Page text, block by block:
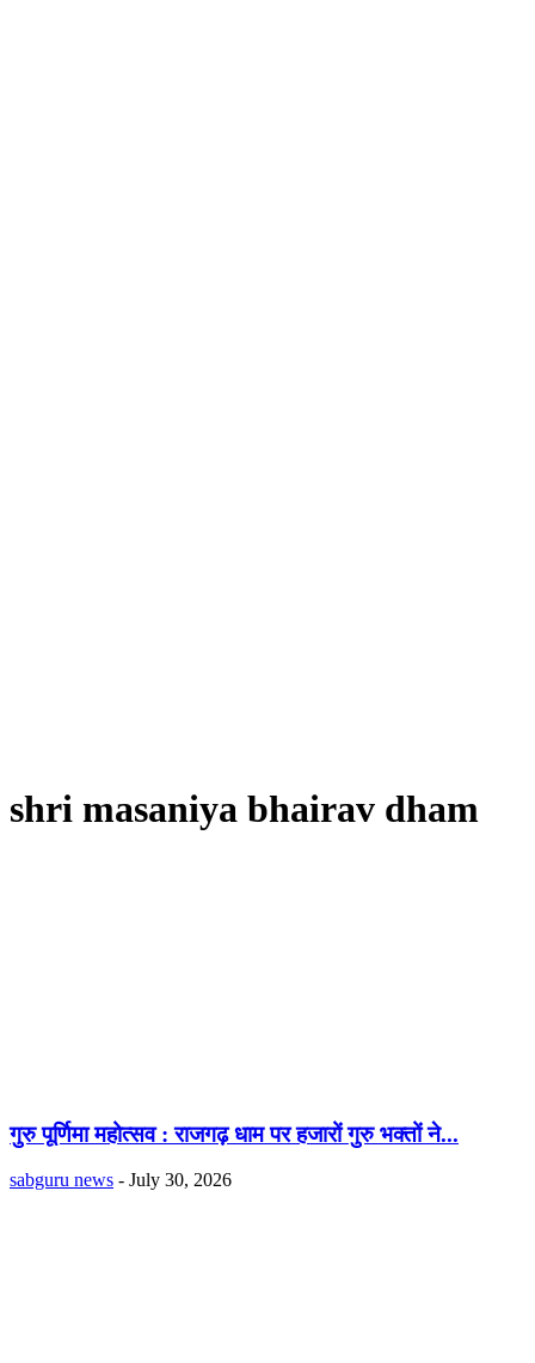
shri masaniya bhairav dham
गुरु पूर्णिमा महोत्सव : राजगढ़ धाम पर हजारों गुरु भक्तों ने...
sabguru news - July 30, 2026